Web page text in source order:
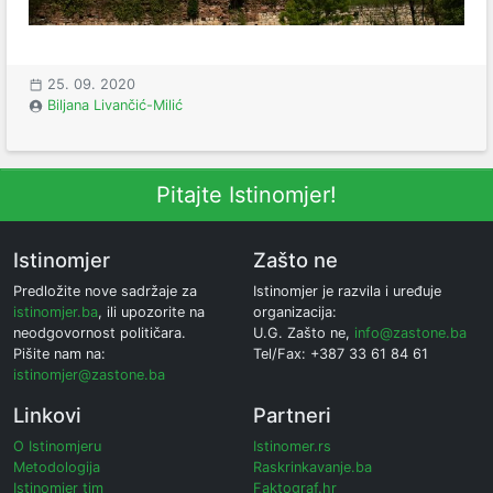
25. 09. 2020
Biljana Livančić-Milić
Pitajte Istinomjer!
Istinomjer
Predložite nove sadržaje za
istinomjer.ba, ili upozorite na
neodgovornost političara.
Pišite nam na:
istinomjer@zastone.ba
Zašto ne
Istinomjer je razvila i uređuje
organizacija:
U.G. Zašto ne, info@zastone.ba
Tel/Fax: +387 33 61 84 61
Linkovi
O Istinomjeru
Metodologija
Istinomjer tim
Partneri
Istinomer.rs
Raskrinkavanje.ba
Faktograf.hr